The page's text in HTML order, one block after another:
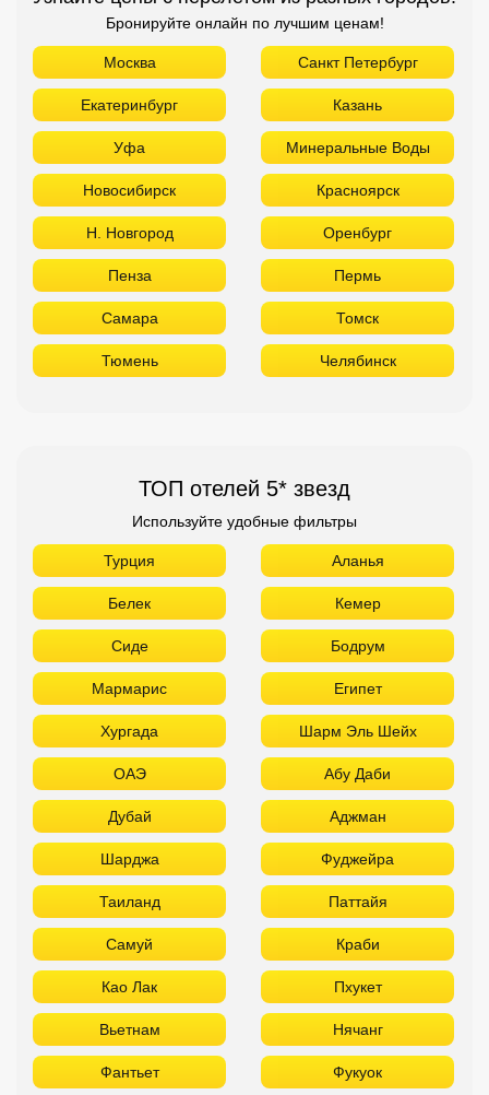
Бронируйте онлайн по лучшим ценам!
Москва Санкт Петербург
Екатеринбург Казань
Уфа Минеральные Воды
Новосибирск Красноярск
Н. Новгород Оренбург
Пенза Пермь
Самара Томск
Тюмень Челябинск
ТОП отелей 5* звезд
Используйте удобные фильтры
Турция Аланья
Белек Кемер
Сиде Бодрум
Мармарис Египет
Хургада Шарм Эль Шейх
ОАЭ Абу Даби
Дубай Аджман
Шарджа Фуджейра
Таиланд Паттайя
Самуй Краби
Као Лак Пхукет
Вьетнам Нячанг
Фантьет Фукуок